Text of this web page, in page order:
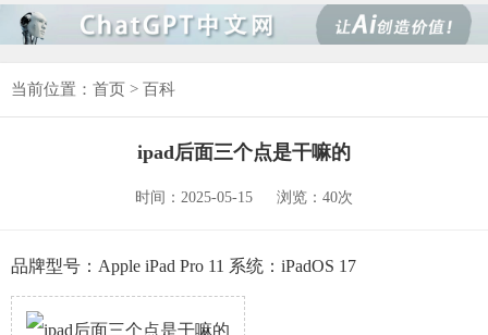
当前位置： 首页 > 百科
ipad后面三个点是干嘛的
时间：2025-05-15 浏览：40次
品牌型号：Apple iPad Pro 11 系统：iPadOS 17